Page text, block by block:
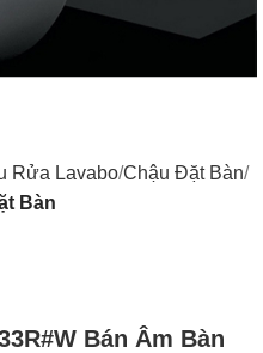
Rửa Lavabo Chậu Đặt Bàn
Bàn
Bán Âm Bàn